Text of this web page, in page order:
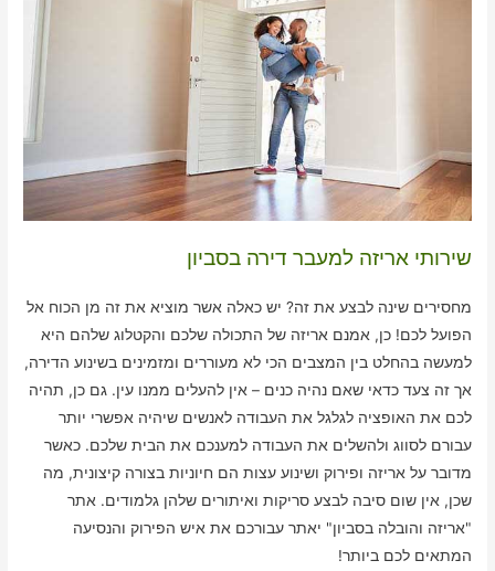
שירותי אריזה למעבר דירה בסביון
מחסירים שינה לבצע את זה? יש כאלה אשר מוציא את זה מן הכוח אל
הפועל לכם! כן, אמנם אריזה של התכולה שלכם והקטלוג שלהם היא
למעשה בהחלט בין המצבים הכי לא מעוררים ומזמינים בשינוע הדירה,
אך זה צעד כדאי שאם נהיה כנים – אין להעלים ממנו עין. גם כן, תהיה
לכם את האופציה לגלגל את העבודה לאנשים שיהיה אפשרי יותר
עבורם לסווג ולהשלים את העבודה למענכם את הבית שלכם. כאשר
מדובר על אריזה ופירוק ושינוע עצות הם חיוניות בצורה קיצונית, מה
שכן, אין שום סיבה לבצע סריקות ואיתורים שלהן גלמודים. אתר
"אריזה והובלה בסביון" יאתר עבורכם את איש הפירוק והנסיעה
המתאים לכם ביותר!